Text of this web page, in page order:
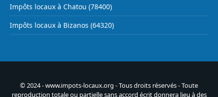
Impôts locaux à Chatou (78400)
Impôts locaux à Bizanos (64320)
© 2024 - www.impots-locaux.org - Tous droits réservés - Toute
reproduction totale ou partielle sans accord écrit donnera lieu à des